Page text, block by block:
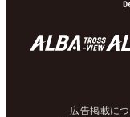
広告掲載に